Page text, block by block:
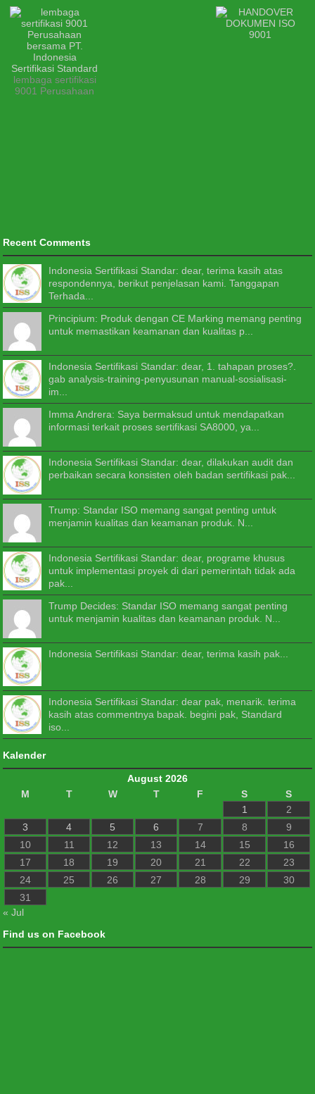
lembaga sertifikasi
9001 Perusahaan
Recent Comments
Indonesia Sertifikasi Standar: dear, terima kasih atas
respondennya, berikut penjelasan kami. Tanggapan
Terhada...
Principium: Produk dengan CE Marking memang penting
untuk memastikan keamanan dan kualitas p...
Indonesia Sertifikasi Standar: dear, 1. tahapan proses?.
gab analysis-training-penyusunan manual-sosialisasi-
im...
Imma Andrera: Saya bermaksud untuk mendapatkan
informasi terkait proses sertifikasi SA8000, ya...
Indonesia Sertifikasi Standar: dear, dilakukan audit dan
perbaikan secara konsisten oleh badan sertifikasi pak...
Trump: Standar ISO memang sangat penting untuk
menjamin kualitas dan keamanan produk. N...
Indonesia Sertifikasi Standar: dear, programe khusus
untuk implementasi proyek di dari pemerintah tidak ada
pak...
Trump Decides: Standar ISO memang sangat penting
untuk menjamin kualitas dan keamanan produk. N...
Indonesia Sertifikasi Standar: dear, terima kasih pak...
Indonesia Sertifikasi Standar: dear pak, menarik. terima
kasih atas commentnya bapak. begini pak, Standard
iso...
Kalender
August 2026
M
T W T F S
S
1
2
3
4 5 6 7 8
9
10
11 12 13 14 15
16
17
18 19 20 21 22
23
24
25 26 27 28 29
30
31
« Jul
Find us on Facebook